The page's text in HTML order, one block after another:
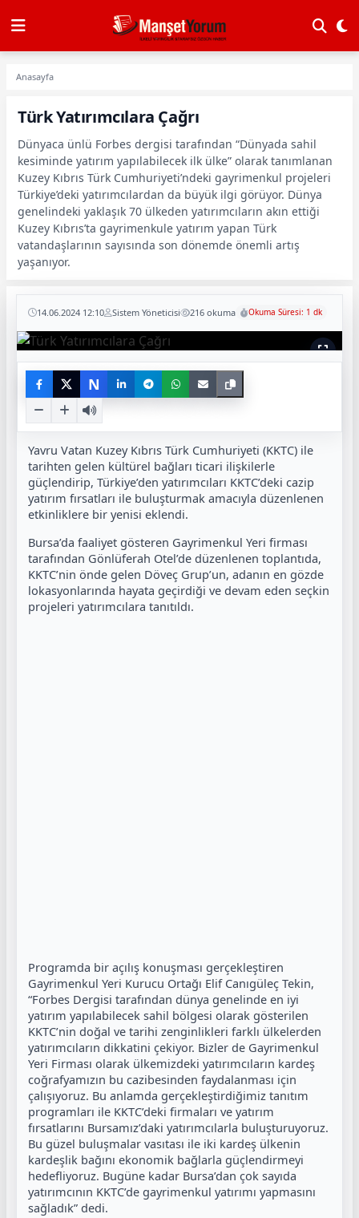
Anasayfa
Türk Yatırımcılara Çağrı
Dünyaca ünlü Forbes dergisi tarafından “Dünyada sahil
kesiminde yatırım yapılabilecek ilk ülke” olarak tanımlanan
Kuzey Kıbrıs Türk Cumhuriyeti’ndeki gayrimenkul projeleri
Türkiye’deki yatırımcılardan da büyük ilgi görüyor. Dünya
genelindeki yaklaşık 70 ülkeden yatırımcıların akın ettiği
Kuzey Kıbrıs’ta gayrimenkule yatırım yapan Türk
vatandaşlarının sayısında son dönemde önemli artış
yaşanıyor.
14.06.2024 12:10 Sistem Yöneticisi 216 okuma Okuma Süresi: 1 dk
N
Yavru Vatan Kuzey Kıbrıs Türk Cumhuriyeti (KKTC) ile
tarihten gelen kültürel bağları ticari ilişkilerle
güçlendirip, Türkiye’den yatırımcıları KKTC’deki cazip
yatırım fırsatları ile buluşturmak amacıyla düzenlenen
etkinliklere bir yenisi eklendi.
Bursa’da faaliyet gösteren Gayrimenkul Yeri firması
tarafından Gönlüferah Otel’de düzenlenen toplantıda,
KKTC’nin önde gelen Döveç Grup’un, adanın en gözde
lokasyonlarında hayata geçirdiği ve devam eden seçkin
projeleri yatırımcılara tanıtıldı.
Programda bir açılış konuşması gerçekleştiren
Gayrimenkul Yeri Kurucu Ortağı Elif Canıgüleç Tekin,
“Forbes Dergisi tarafından dünya genelinde en iyi
yatırım yapılabilecek sahil bölgesi olarak gösterilen
KKTC’nin doğal ve tarihi zenginlikleri farklı ülkelerden
yatırımcıların dikkatini çekiyor. Bizler de Gayrimenkul
Yeri Firması olarak ülkemizdeki yatırımcıların kardeş
coğrafyamızın bu cazibesinden faydalanması için
çalışıyoruz. Bu anlamda gerçekleştirdiğimiz tanıtım
programları ile KKTC’deki firmaları ve yatırım
fırsatlarını Bursamız’daki yatırımcılarla buluşturuyoruz.
Bu güzel buluşmalar vasıtası ile iki kardeş ülkenin
kardeşlik bağını ekonomik bağlarla güçlendirmeyi
hedefliyoruz. Bugüne kadar Bursa’dan çok sayıda
yatırımcının KKTC’de gayrimenkul yatırımı yapmasını
sağladık” dedi.